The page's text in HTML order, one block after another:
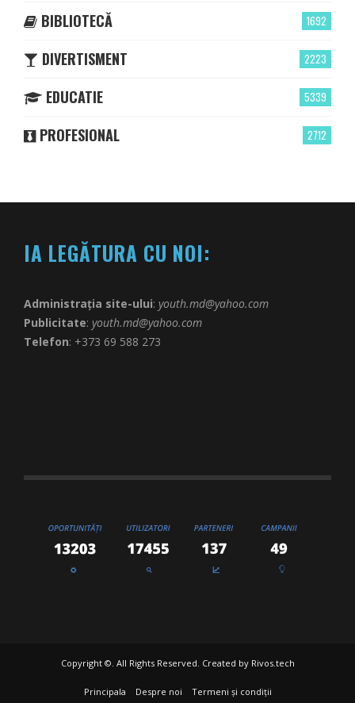
1692
BIBLIOTECĂ
2223
DIVERTISMENT
5339
EDUCATIE
2712
PROFESIONAL
IA LEGĂTURA CU NOI:
Administrația site-ului: youth.md@yahoo.com
Publicitate: youth.md@yahoo.com
Telefon: +373 69 588 273
Copyright ©. All Rights Reserved. Created by Rivos.tech
Principala Despre noi Termeni și condiții